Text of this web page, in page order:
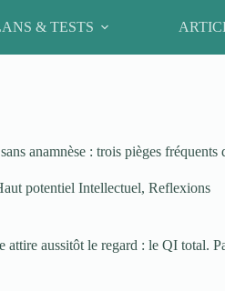
& TESTS
anamnèse : trois pièges
potentiel Intellectuel, Reflexions
aussitôt le regard : le QI total.